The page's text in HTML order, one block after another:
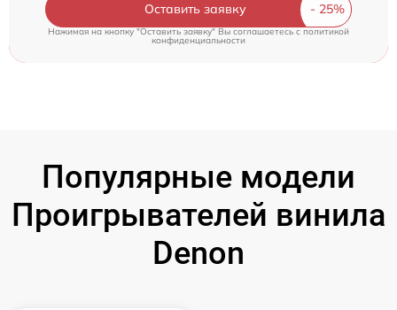
Оставить заявку
Нажимая на кнопку "Оставить заявку" Вы соглашаетесь c политикой
конфиденциальности
Популярные модели
Проигрывателей винила
Denon